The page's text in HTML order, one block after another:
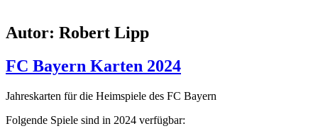
Autor: Robert Lipp
FC Bayern Karten 2024
Jahreskarten für die Heimspiele des FC Bayern
Folgende Spiele sind in 2024 verfügbar: